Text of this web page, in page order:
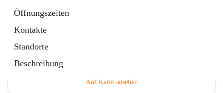
Öffnungszeiten
Kontakte
Standorte
Beschreibung
Auf Karte ansehen